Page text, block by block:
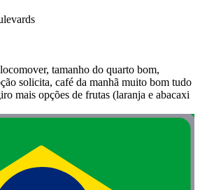
tamanho do quarto bom,
solicita, café da manhã muito bom tudo
mais opções de frutas (laranja e abacaxi